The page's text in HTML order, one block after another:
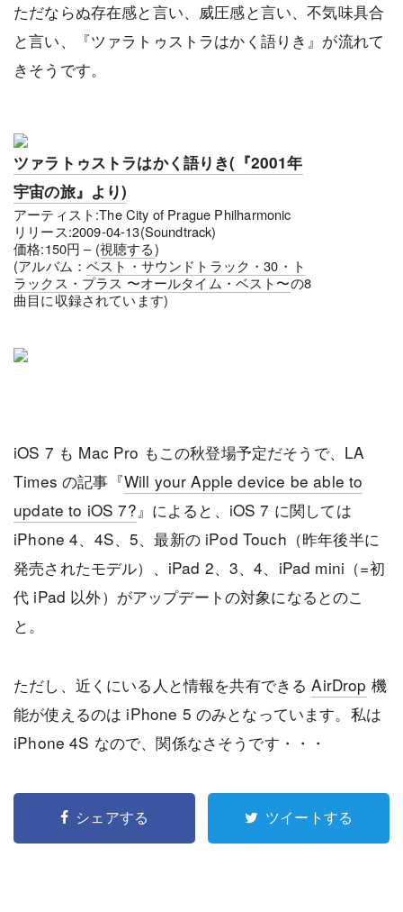
ただならぬ存在感と言い、威圧感と言い、不気味具合
と言い、『ツァラトゥストラはかく語りき』が流れて
きそうです。
ツァラトゥストラはかく語りき(『2001年
宇宙の旅』より)
アーティスト:The City of Prague Philharmonic
リリース:2009-04-13(Soundtrack)
価格:150円 – (視聴する)
(アルバム：ベスト・サウンドトラック・30・ト
ラックス・プラス 〜オールタイム・ベスト〜の8
曲目に収録されています)
iOS 7 も Mac Pro もこの秋登場予定だそうで、LA
Times の記事『Will your Apple device be able to
update to iOS 7? 』によると、iOS 7 に関しては
iPhone 4、4S、5、最新の iPod Touch（昨年後半に
発売されたモデル）、iPad 2、3、4、iPad mini（=初
代 iPad 以外）がアップデートの対象になるとのこ
と。
ただし、近くにいる人と情報を共有できるAirDrop 機
能が使えるのは iPhone 5 のみとなっています。私は
iPhone 4S なので、関係なさそうです・・・
シェアする ツイートする